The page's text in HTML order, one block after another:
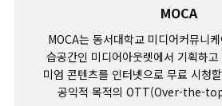
MOCA
MOCA는 동서대학교 미디어커뮤니
습공간인 미디어아웃렛에서 기획하
미엄 콘텐츠를 인터넷으로 무료 시청
공익적 목적의 OTT(Over-the-